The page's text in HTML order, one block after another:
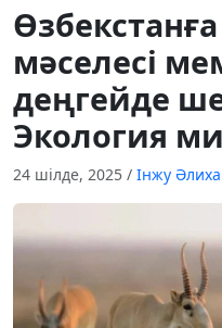
мәселесі
деңгейде
Экология
24 шілде, 2025 / Інжу